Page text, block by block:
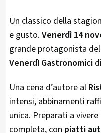
Un classico della
e gusto. Venerdì 14
grande protagonista
Venerdì Gastronomici
Una cena d’autore al
intensi, abbinamenti
unica. Preparati a
completa, con piatti